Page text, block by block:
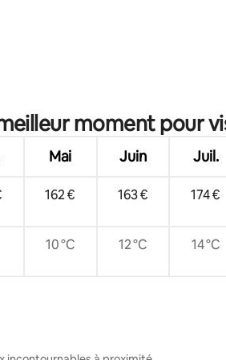
moment pour
Mai Juin Juil.
162 € 163 € 174 €
10 °C 12 °C 14 °C